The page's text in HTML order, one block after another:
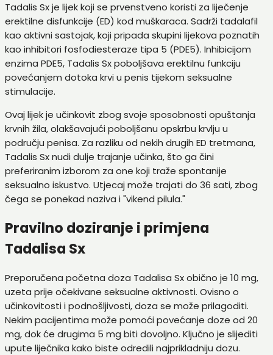
Tadalis Sx je lijek koji se prvenstveno koristi za liječenje
erektilne disfunkcije (ED) kod muškaraca. Sadrži tadalafil
kao aktivni sastojak, koji pripada skupini lijekova poznatih
kao inhibitori fosfodiesteraze tipa 5 (PDE5). Inhibicijom
enzima PDE5, Tadalis Sx poboljšava erektilnu funkciju
povećanjem dotoka krvi u penis tijekom seksualne
stimulacije.
Ovaj lijek je učinkovit zbog svoje sposobnosti opuštanja
krvnih žila, olakšavajući poboljšanu opskrbu krvlju u
području penisa. Za razliku od nekih drugih ED tretmana,
Tadalis Sx nudi dulje trajanje učinka, što ga čini
preferiranim izborom za one koji traže spontanije
seksualno iskustvo. Utjecaj može trajati do 36 sati, zbog
čega se ponekad naziva i "vikend pilula."
Pravilno doziranje i primjena
Tadalisa Sx
Preporučena početna doza Tadalisa Sx obično je 10 mg,
uzeta prije očekivane seksualne aktivnosti. Ovisno o
učinkovitosti i podnošljivosti, doza se može prilagoditi.
Nekim pacijentima može pomoći povećanje doze od 20
mg, dok će drugima 5 mg biti dovoljno. Ključno je slijediti
upute liječnika kako biste odredili najprikladniju dozu.